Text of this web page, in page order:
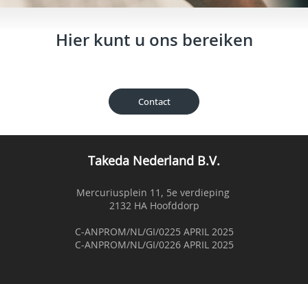
Hier kunt u ons bereiken
Contact
Takeda Nederland B.V.
Mercuriusplein 11, 5e verdieping
2132 HA Hoofddorp
C-ANPROM/NL/GI/0225 APRIL 2025
C-ANPROM/NL/GI/0226 APRIL 2025